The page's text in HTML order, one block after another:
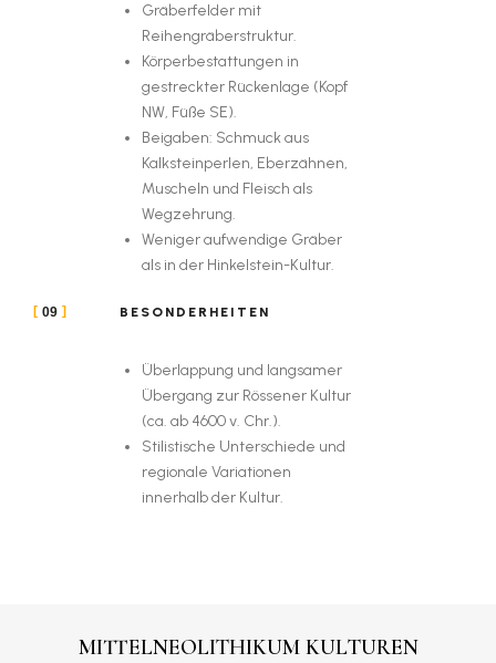
Gräberfelder mit
Reihengräberstruktur.
Körperbestattungen in
gestreckter Rückenlage (Kopf
NW, Füße SE).
Beigaben: Schmuck aus
Kalksteinperlen, Eberzähnen,
Muscheln und Fleisch als
Wegzehrung.
Weniger aufwendige Gräber
als in der Hinkelstein-Kultur.
09 BESONDERHEITEN
Überlappung und langsamer
Übergang zur Rössener Kultur
(ca. ab 4600 v. Chr.).
Stilistische Unterschiede und
regionale Variationen
innerhalb der Kultur.
MITTELNEOLITHIKUM KULTUREN